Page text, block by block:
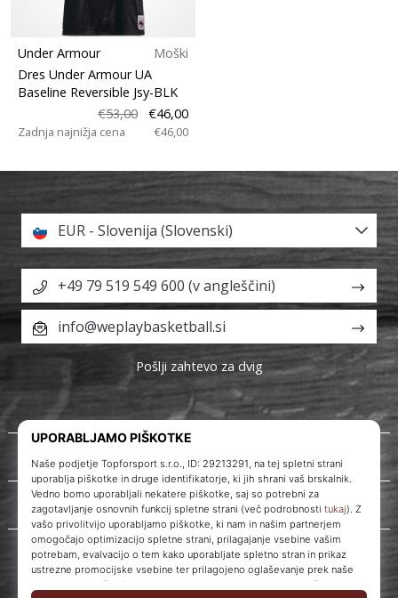
Under Armour
Moški
Dres Under Armour UA
Baseline Reversible Jsy-BLK
€53,00
€46,00
Zadnja najnižja cena €46,00
O nas
Storitve za stranke
EUR - Slovenija (Slovenski)
+49 79 519 549 600 (v angleščini)
info@weplaybasketball.si
Pošlji zahtevo za dvig